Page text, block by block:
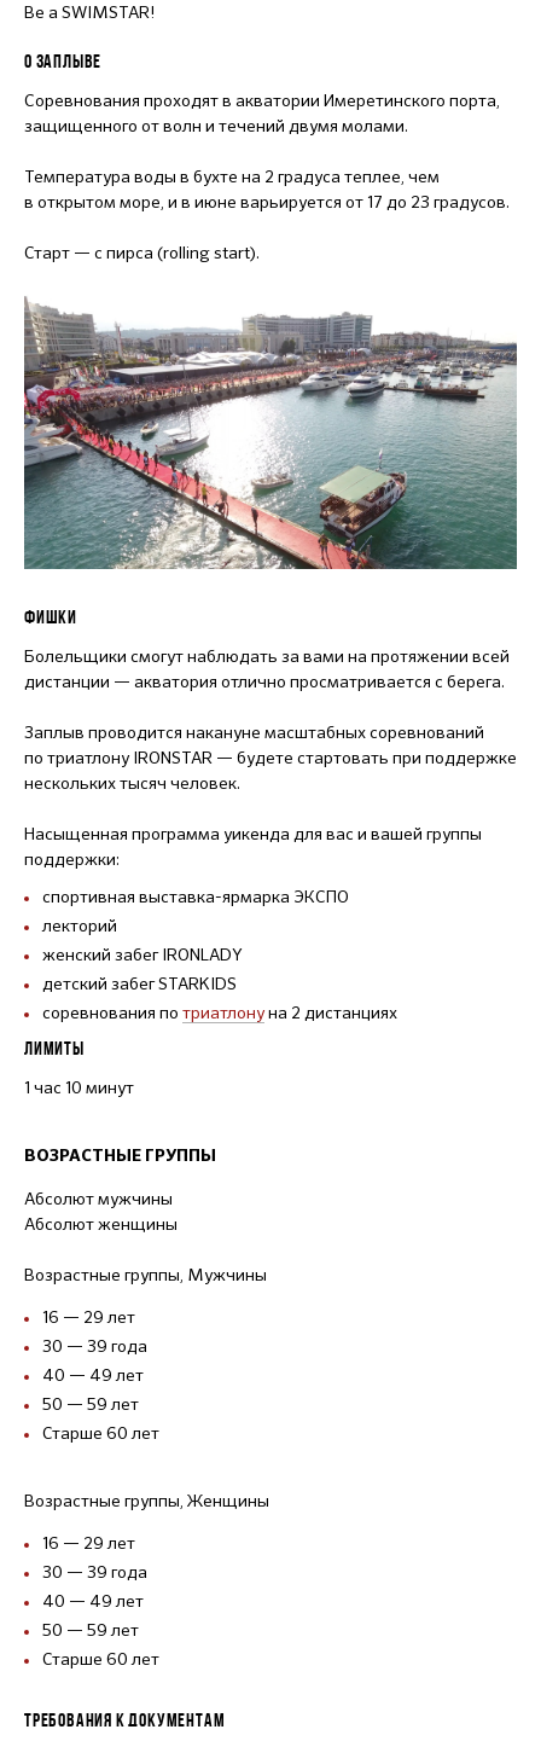
Be a SWIMSTAR!
О ЗАПЛЫВЕ
Соревнования проходят в акватории Имеретинского порта,
защищенного от волн и течений двумя молами.
Температура воды в бухте на 2 градуса теплее, чем
в открытом море, и в июне варьируется от 17 до 23 градусов.
Старт — с пирса (rolling start).
ФИШКИ
Болельщики смогут наблюдать за вами на протяжении всей
дистанции — акватория отлично просматривается с берега.
Заплыв проводится накануне масштабных соревнований
по триатлону IRONSTAR — будете стартовать при поддержке
нескольких тысяч человек.
Насыщенная программа уикенда для вас и вашей группы
поддержки:
спортивная выставка-ярмарка ЭКСПО
лекторий
женский забег IRONLADY
детский забег STARKIDS
соревнования по триатлонуна 2 дистанциях
ЛИМИТЫ
1 час 10 минут
ВОЗРАСТНЫЕ ГРУППЫ
Абсолют мужчины
Абсолют женщины
Возрастные группы, Мужчины
16 — 29 лет
30 — 39 года
40 — 49 лет
50 — 59 лет
Старше 60 лет
Возрастные группы, Женщины
16 — 29 лет
30 — 39 года
40 — 49 лет
50 — 59 лет
Старше 60 лет
ТРЕБОВАНИЯ К ДОКУМЕНТАМ